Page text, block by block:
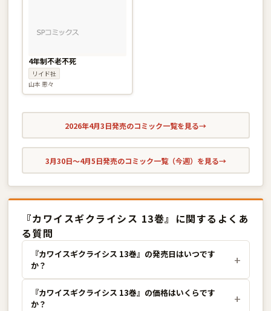
4年制不老不死
リイド社
山本 悪々
2026年4月3日発売のコミック一覧を見る→
3月30日〜4月5日発売のコミック一覧（今週）を見る→
『カワイスギクライシス 13巻』に関するよくあ
る質問
『カワイスギクライシス 13巻』の発売日はいつです
か？
『カワイスギクライシス 13巻』の価格はいくらです
か？